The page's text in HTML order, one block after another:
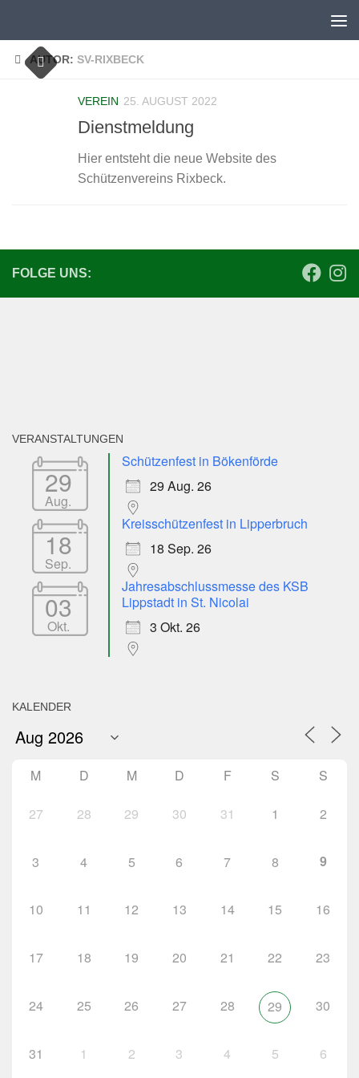
AUTOR: SV-RIXBECK
VEREIN 25. AUGUST 2022
Dienstmeldung
Hier entsteht die neue Website des
Schützenvereins Rixbeck.
FOLGE UNS:
VERANSTALTUNGEN
29
Aug.
Schützenfest in Bökenförde
29 Aug. 26
18
Sep.
Kreisschützenfest in Lipperbruch
18 Sep. 26
03
Okt.
Jahresabschlussmesse des KSB
Lippstadt in St. Nicolai
3 Okt. 26
KALENDER
M D M D F S S
27 28 29 30 31 1 2
3 4 5 6 7 8 9
10 11 12 13 14 15 16
17 18 19 20 21 22 23
24 25 26 27 28 29 30
31 1 2 3 4 5 6